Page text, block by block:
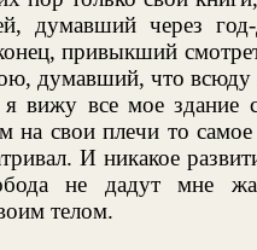
думавший через
привыкший
думавший, что
вижу все мое здание
на свои плечи то
И никакое
не дадут мне
телом.